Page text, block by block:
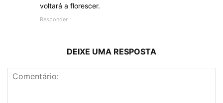
voltará a florescer.
Responder
DEIXE UMA RESPOSTA